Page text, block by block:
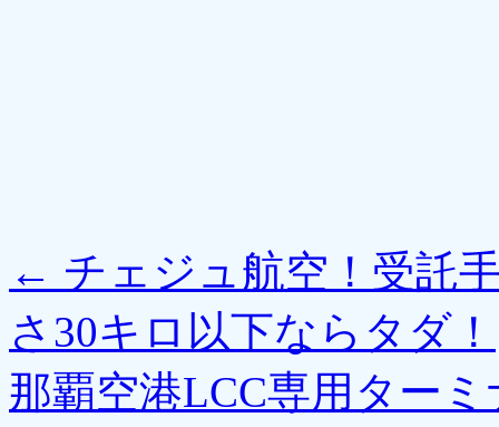
← チェジュ航空！受託
さ30キロ以下ならタダ！
那覇空港LCC専用ター